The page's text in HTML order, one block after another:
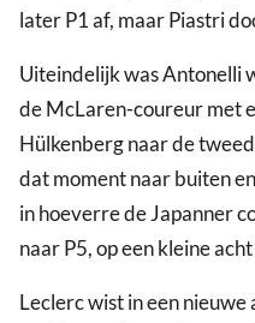
later P1 af, maar Piastri
Uiteindelijk was Antonelli
de McLaren-coureur met
Hülkenberg naar de
dat moment naar buiten
in hoeverre de Japanner
naar P5, op een kleine
Leclerc wist in een